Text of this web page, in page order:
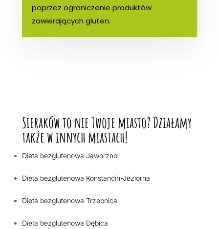
poprzez ograniczenie produktów
zawierających gluten.
Sieraków to nie Twoje miasto? Działamy
także w innych miastach!
Dieta bezglutenowa Jaworzno
Dieta bezglutenowa Konstancin-Jeziorna
Dieta bezglutenowa Trzebnica
Dieta bezglutenowa Dębica